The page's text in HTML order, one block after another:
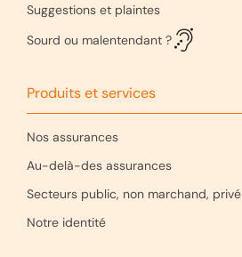
Suggestions et plaintes
Sourd ou malentendant ?
Produits et services
Nos assurances
Au-delà-des assurances
Secteurs public, non marchand, privé
Notre identité